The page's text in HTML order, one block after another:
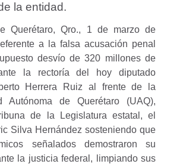
la entidad.
Querétaro, Qro., 1 de marzo de
a la falsa acusación penal
desvío de 320 millones de
la rectoría del hoy diputado
Herrera Ruiz al frente de la
Autónoma de Querétaro (UAQ),
de la Legislatura estatal, el
Silva Hernández sosteniendo que
señalados demostraron su
la justicia federal, limpiando sus